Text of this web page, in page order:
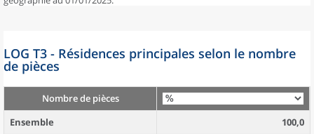
LOG T3 - Résidences principales selon le nombre
de pièces
Nombre de pièces
Ensemble
100,0